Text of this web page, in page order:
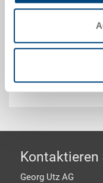
Footer
Kontaktieren
Georg Utz AG